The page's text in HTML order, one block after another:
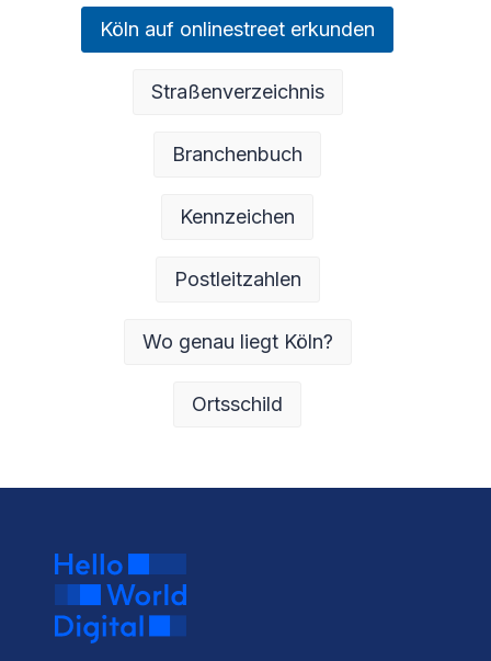
Köln auf onlinestreet erkunden
Straßenverzeichnis
Branchenbuch
Kennzeichen
Postleitzahlen
Wo genau liegt Köln?
Ortsschild